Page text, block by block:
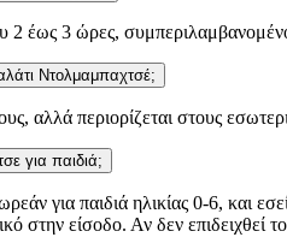
2 έως 3 ώρες,
Ντολμαμπαχτσέ;
αλλά περιορίζεται στους
για παιδιά;
για παιδιά ηλικίας 0-6, και
στην είσοδο. Αν δεν επιδειχθεί